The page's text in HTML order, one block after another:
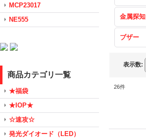
MCP23017
NE555
商品カテゴリ一覧
★福袋
★IOP★
☆速攻☆
発光ダイオード（LED）
金属探知
ブザー
表示数:
26件